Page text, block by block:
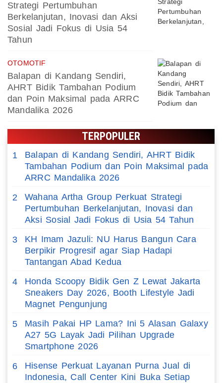
Strategi Pertumbuhan
Berkelanjutan, Inovasi dan Aksi
Sosial Jadi Fokus di Usia 54
Tahun
OTOMOTIF
Balapan di Kandang Sendiri,
AHRT Bidik Tambahan Podium
dan Poin Maksimal pada ARRC
Mandalika 2026
TERPOPULER
1
Balapan di Kandang Sendiri, AHRT Bidik
Tambahan Podium dan Poin Maksimal pada
ARRC Mandalika 2026
2
Wahana Artha Group Perkuat Strategi
Pertumbuhan Berkelanjutan, Inovasi dan
Aksi Sosial Jadi Fokus di Usia 54 Tahun
3
KH Imam Jazuli: NU Harus Bangun Cara
Berpikir Progresif agar Siap Hadapi
Tantangan Abad Kedua
4
Honda Scoopy Bidik Gen Z Lewat Jakarta
Sneakers Day 2026, Booth Lifestyle Jadi
Magnet Pengunjung
5
Masih Pakai HP Lama? Ini 5 Alasan Galaxy
A27 5G Layak Jadi Pilihan Upgrade
Smartphone 2026
6
Hisense Perkuat Layanan Purna Jual di
Indonesia, Call Center Kini Buka Setiap